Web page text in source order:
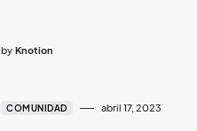
by Knotion
COMUNIDAD abril 17, 2023